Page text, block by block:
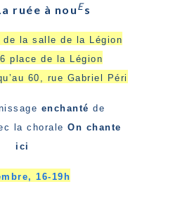
ruée à nouEs
la salle de la Légion
place de la Légion
60, rue Gabriel Péri
enchanté de
la chorale On chante
ici
16-19h